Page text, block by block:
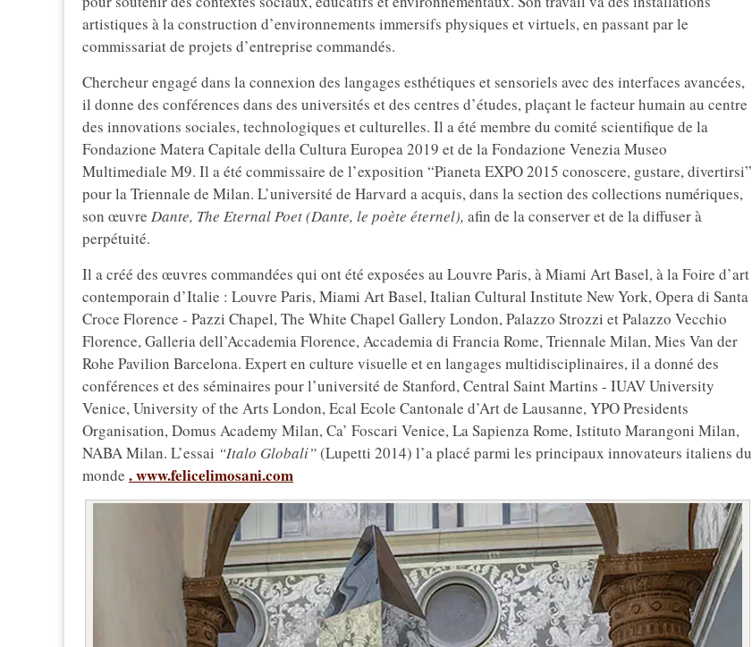
artistiques à la construction d’environnements immersifs physiques et virtuels, en passant par le
commissariat de projets d’entreprise commandés.
Chercheur engagé dans la connexion des langages esthétiques et sensoriels avec des interfaces avancées,
il donne des conférences dans des universités et des centres d’études, plaçant le facteur humain au centre
des innovations sociales, technologiques et culturelles. Il a été membre du comité scientifique de la
Fondazione Matera Capitale della Cultura Europea 2019 et de la Fondazione Venezia Museo
Multimediale M9. Il a été commissaire de l’exposition “Pianeta EXPO 2015 conoscere, gustare, divertirsi”
pour la Triennale de Milan. L’université de Harvard a acquis, dans la section des collections numériques,
son œuvre Dante, The Eternal Poet (Dante, le poète éternel), afin de la conserver et de la diffuser à
perpétuité.
Il a créé des œuvres commandées qui ont été exposées au Louvre Paris, à Miami Art Basel, à la Foire d’art
contemporain d’Italie : Louvre Paris, Miami Art Basel, Italian Cultural Institute New York, Opera di Santa
Croce Florence - Pazzi Chapel, The White Chapel Gallery London, Palazzo Strozzi et Palazzo Vecchio
Florence, Galleria dell’Accademia Florence, Accademia di Francia Rome, Triennale Milan, Mies Van der
Rohe Pavilion Barcelona. Expert en culture visuelle et en langages multidisciplinaires, il a donné des
conférences et des séminaires pour l’université de Stanford, Central Saint Martins - IUAV University
Venice, University of the Arts London, Ecal Ecole Cantonale d’Art de Lausanne, YPO Presidents
Organisation, Domus Academy Milan, Ca’ Foscari Venice, La Sapienza Rome, Istituto Marangoni Milan,
NABA Milan. L’essai “Italo Globali”(Lupetti 2014) l’a placé parmi les principaux innovateurs italiens du
monde . www.felicelimosani.com